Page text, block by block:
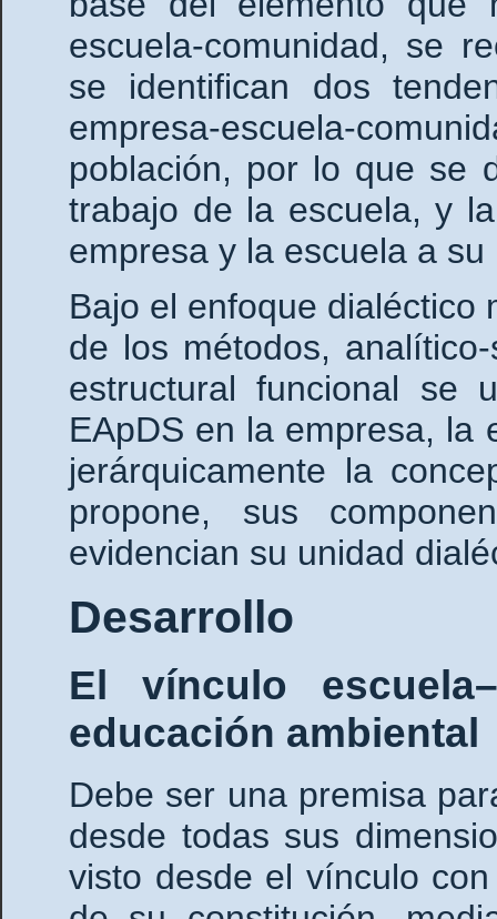
escuela-comunidad, se
se identifican dos
empresa-escuela-
población, por lo que se
trabajo de la escuela, y
empresa y la escuela a
Bajo el enfoque dialéctico
de los métodos,
estructural funcional
se
EApDS en la empresa, la
jerárquicamente la
propone, sus
evidencian su unidad
Desarrollo
El vínculo
educación ambiental
Debe ser una premisa
desde todas sus
visto desde el vínculo